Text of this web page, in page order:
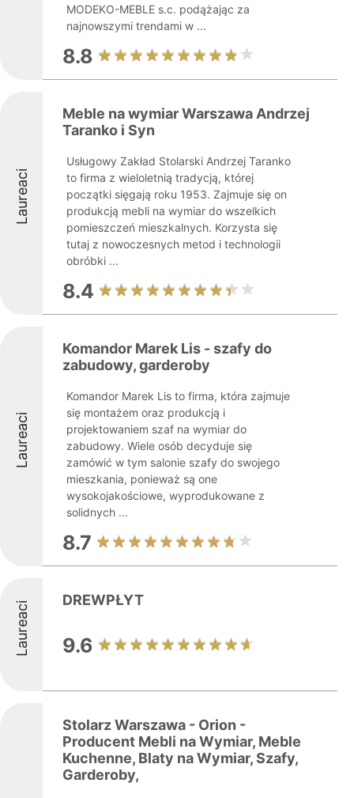
MODEKO-MEBLE s.c. podążając za
najnowszymi trendami w ...
8.8
Laureaci
Meble na wymiar Warszawa Andrzej
Taranko i Syn
Usługowy Zakład Stolarski Andrzej Taranko
to firma z wieloletnią tradycją, której
początki sięgają roku 1953. Zajmuje się on
produkcją mebli na wymiar do wszelkich
pomieszczeń mieszkalnych. Korzysta się
tutaj z nowoczesnych metod i technologii
obróbki ...
8.4
Laureaci
Komandor Marek Lis - szafy do
zabudowy, garderoby
Komandor Marek Lis to firma, która zajmuje
się montażem oraz produkcją i
projektowaniem szaf na wymiar do
zabudowy. Wiele osób decyduje się
zamówić w tym salonie szafy do swojego
mieszkania, ponieważ są one
wysokojakościowe, wyprodukowane z
solidnych ...
8.7
Laureaci DREWPŁYT
9.6
Stolarz Warszawa - Orion -
Producent Mebli na Wymiar, Meble
Kuchenne, Blaty na Wymiar, Szafy,
Garderoby,